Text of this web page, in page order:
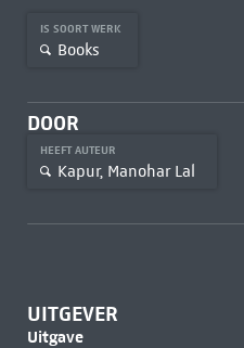
IS SOORT WERK
Books
DOOR
HEEFT AUTEUR
Kapur, Manohar Lal
UITGEVER
Uitgave